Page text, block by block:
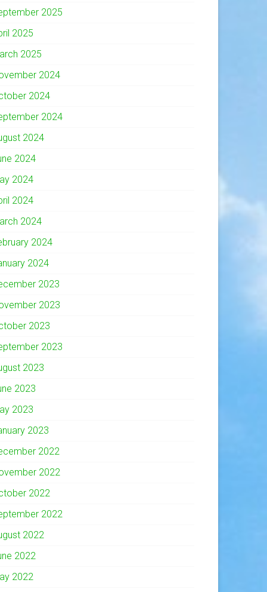
2025
2025
2025
2024
2024
2024
2024
2024
2024
2024
2024
2024
2024
2023
2023
2023
2023
2023
2023
2023
2023
2022
2022
2022
2022
2022
2022
2022